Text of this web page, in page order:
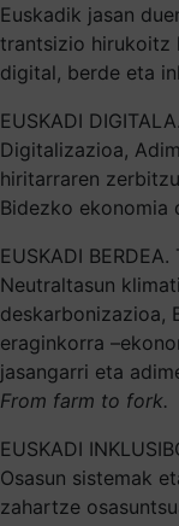
Euskadik jasan
trantsizio hirukoitz
digital, berde eta
EUSKADI
Digitalizazioa,
hiritarraren
Bidezko ekonomia
EUSKADI
Neutraltasun
deskarbonizazioa,
eraginkorra
jasangarri eta
From farm to fork.
EUSKADI
Osasun sistemak
zahartze